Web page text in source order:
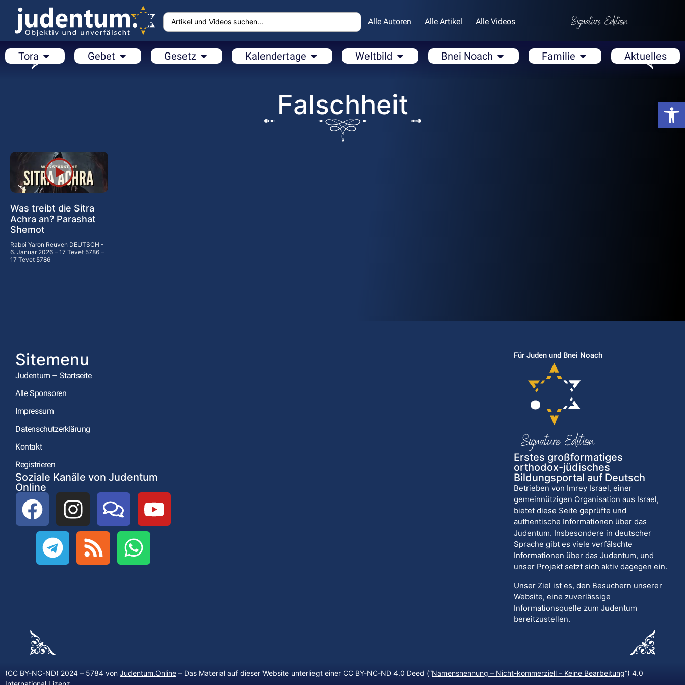
Alle Autoren Alle Artikel Alle Videos
Tora Gebet Gesetz Kalendertage Weltbild Bnei Noach Familie Aktuelles
Falschheit
Was treibt die Sitra
Achra an? Parashat
Shemot
Rabbi Yaron Reuven DEUTSCH
6. Januar 2026 – 17 Tevet 5786 –
17 Tevet 5786
Sitemenu
Judentum – Startseite
Alle Sponsoren
Impressum
Datenschutzerklärung
Kontakt
Registrieren
Soziale Kanäle von Judentum
Online
Für Juden und Bnei Noach
Erstes großformatiges
orthodox-jüdisches
Bildungsportal auf Deutsch
Betrieben von Imrey Israel, einer
gemeinnützigen Organisation aus Israel,
bietet diese Seite geprüfte und
authentische Informationen über das
Judentum. Insbesondere in deutscher
Sprache gibt es viele verfälschte
Informationen über das Judentum, und
unser Projekt setzt sich aktiv dagegen ein.
Unser Ziel ist es, den Besuchern unserer
Website, eine zuverlässige
Informationsquelle zum Judentum
bereitzustellen.
(CC BY-NC-ND) 2024 – 5784 von Judentum.Online – Das Material auf dieser Website unterliegt einer CC BY-NC-ND 4.0 Deed (“Namensnennung – Nicht-kommerziell – Keine Bearbeitung“) 4.0